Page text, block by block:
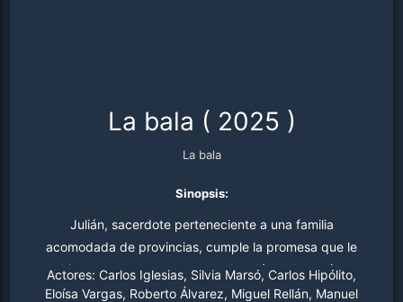
La bala ( 2025 )
La bala
Sinopsis:
Julián, sacerdote perteneciente a una familia
acomodada de provincias, cumple la promesa que le
hizo a su madre: recuperar el cadáver de su tía,
enfermera de la División Azul, fallecida en la Unión
Actores: Carlos Iglesias, Silvia Marsó, Carlos Hipólito,
Eloísa Vargas, Roberto Álvarez, Miguel Rellán, Manuel